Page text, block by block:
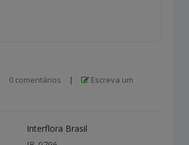
0 comentários |
Escreva um
Interflora Brasil